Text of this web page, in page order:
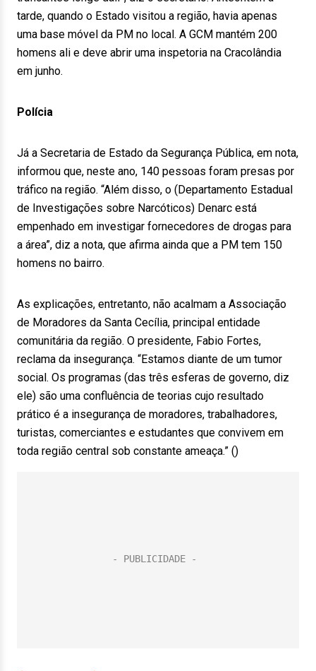
tarde, quando o Estado visitou a região, havia apenas
uma base móvel da PM no local. A GCM mantém 200
homens ali e deve abrir uma inspetoria na Cracolândia
em junho.
Polícia
Já a Secretaria de Estado da Segurança Pública, em nota,
informou que, neste ano, 140 pessoas foram presas por
tráfico na região. “Além disso, o (Departamento Estadual
de Investigações sobre Narcóticos) Denarc está
empenhado em investigar fornecedores de drogas para
a área”, diz a nota, que afirma ainda que a PM tem 150
homens no bairro.
As explicações, entretanto, não acalmam a Associação
de Moradores da Santa Cecília, principal entidade
comunitária da região. O presidente, Fabio Fortes,
reclama da insegurança. “Estamos diante de um tumor
social. Os programas (das três esferas de governo, diz
ele) são uma confluência de teorias cujo resultado
prático é a insegurança de moradores, trabalhadores,
turistas, comerciantes e estudantes que convivem em
toda região central sob constante ameaça.” ()